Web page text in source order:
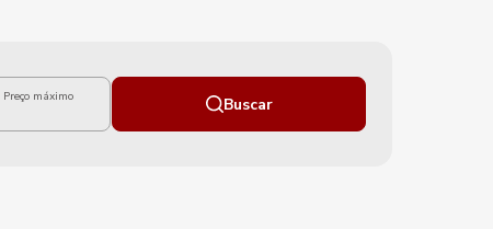
Preço máximo Buscar